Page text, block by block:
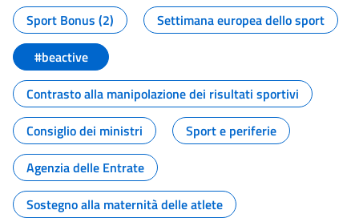
Sport Bonus (2)
Settimana europea dello sport
#beactive
Contrasto alla manipolazione dei risultati sportivi
Consiglio dei ministri
Sport e periferie
Agenzia delle Entrate
Sostegno alla maternità delle atlete